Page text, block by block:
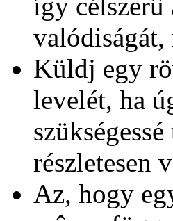
Küldj egy
levelét, ha
részletesen
Az, hogy